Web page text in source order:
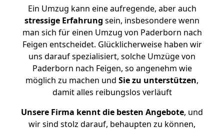
Ein Umzug kann eine aufregende, aber auch
stressige Erfahrung sein, insbesondere wenn
man sich für einen Umzug von Paderborn nach
Feigen entscheidet. Glücklicherweise haben wir
uns darauf spezialisiert, solche Umzüge von
Paderborn nach Feigen, so angenehm wie
möglich zu machen und Sie zu unterstützen,
damit alles reibungslos verläuft
Unsere Firma kennt die besten Angebote, und
wir sind stolz darauf, behaupten zu können,